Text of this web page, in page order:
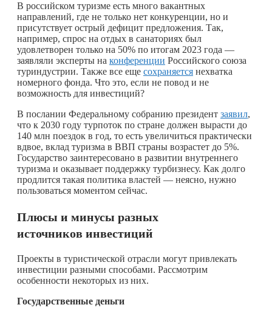
В российском туризме есть много вакантных
направлений, где не только нет конкуренции, но и
присутствует острый дефицит предложения. Так,
например, спрос на отдых в санаториях был
удовлетворен только на 50% по итогам 2023 года —
заявляли эксперты на конференции Российского союза
туриндустрии. Также все еще сохраняется нехватка
номерного фонда. Что это, если не повод и не
возможность для инвестиций?
В послании Федеральному собранию президент заявил,
что к 2030 году турпоток по стране должен вырасти до
140 млн поездок в год, то есть увеличиться практически
вдвое, вклад туризма в ВВП страны возрастет до 5%.
Государство заинтересовано в развитии внутреннего
туризма и оказывает поддержку турбизнесу. Как долго
продлится такая политика властей — неясно, нужно
пользоваться моментом сейчас.
Плюсы и минусы разных
источников инвестиций
Проекты в туристической отрасли могут привлекать
инвестиции разными способами. Рассмотрим
особенности некоторых из них.
Государственные деньги